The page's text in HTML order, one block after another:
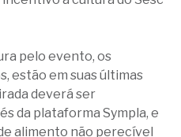
pelo evento, os
estão em suas últimas
deverá ser
da plataforma Sympla, e
alimento não perecível